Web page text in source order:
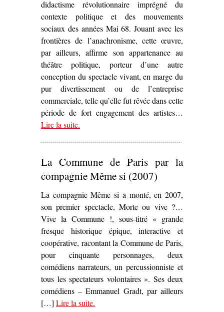
didactisme révolutionnaire imprégné du
contexte politique et des mouvements
sociaux des années Mai 68. Jouant avec les
frontières de l’anachronisme, cette œuvre,
par ailleurs, affirme son appartenance au
théâtre politique, porteur d’une autre
conception du spectacle vivant, en marge du
pur divertissement ou de l’entreprise
commerciale, telle qu’elle fut rêvée dans cette
période de fort engagement des artistes…
Lire la suite– ‘Sur
.
La Commune de Paris par la
compagnie Même si (2007)
La compagnie Même si a monté, en 2007,
son premier spectacle, Morte ou vive ?…
Vive la Commune !, sous-titré « grande
fresque historique épique, interactive et
coopérative, racontant la Commune de Paris,
pour cinquante personnages, deux
comédiens narrateurs, un percussionniste et
tous les spectateurs volontaires ». Ses deux
comédiens – Emmanuel Gradt, par ailleurs
[…] Lire la suite– ‘La Commune de Paris par la
.